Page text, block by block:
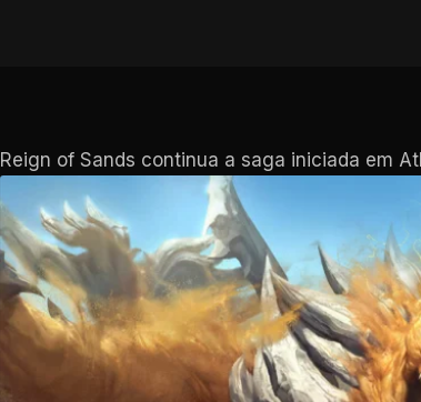
Reign of Sands continua a saga iniciada em